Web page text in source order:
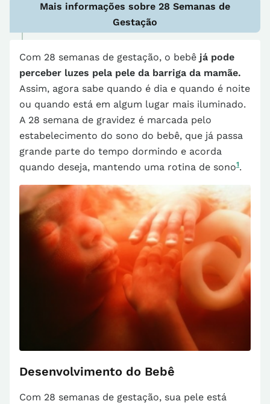
Mais informações sobre 28 Semanas de
Gestação
Com 28 semanas de gestação, o bebê já pode
perceber luzes pela pele da barriga da mamãe.
Assim, agora sabe quando é dia e quando é noite
ou quando está em algum lugar mais iluminado.
A 28 semana de gravidez é marcada pelo
estabelecimento do sono do bebê, que já passa
grande parte do tempo dormindo e acorda
quando deseja, mantendo uma rotina de sono1.
Desenvolvimento do Bebê
Com 28 semanas de gestação, sua pele está